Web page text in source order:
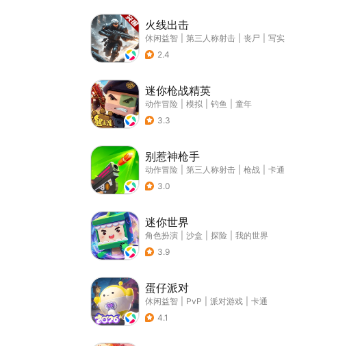
火线出击
休闲益智 第三人称射击 丧尸
写实
2.4
迷你枪战精英
动作冒险 模拟 钓鱼
童年
3.3
别惹神枪手
动作冒险 第三人称射击 枪战
卡通
3.0
迷你世界
角色扮演 沙盒 探险
我的世界
3.9
蛋仔派对
休闲益智 PvP 派对游戏
卡通
4.1